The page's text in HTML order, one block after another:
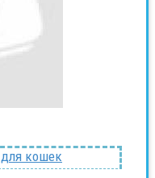
кошек